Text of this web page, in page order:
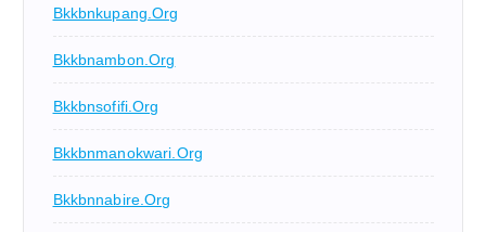
Bkkbnkupang.org
Bkkbnambon.org
Bkkbnsofifi.org
Bkkbnmanokwari.org
Bkkbnnabire.org